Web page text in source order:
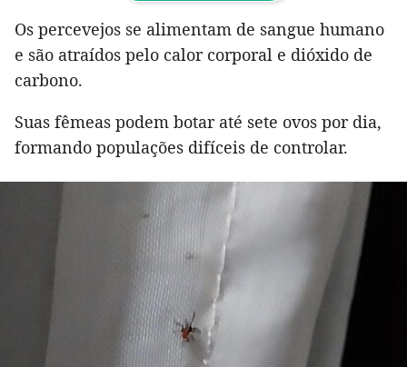
Os percevejos se alimentam de sangue humano
e são atraídos pelo calor corporal e dióxido de
carbono.
Suas fêmeas podem botar até sete ovos por dia,
formando populações difíceis de controlar.